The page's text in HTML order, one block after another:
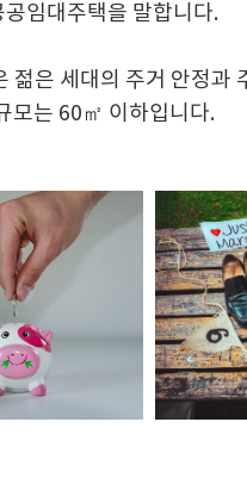
공임대주택을 말합니다.
젊은 세대의 주거 안정과
모는 60㎡ 이하입니다.